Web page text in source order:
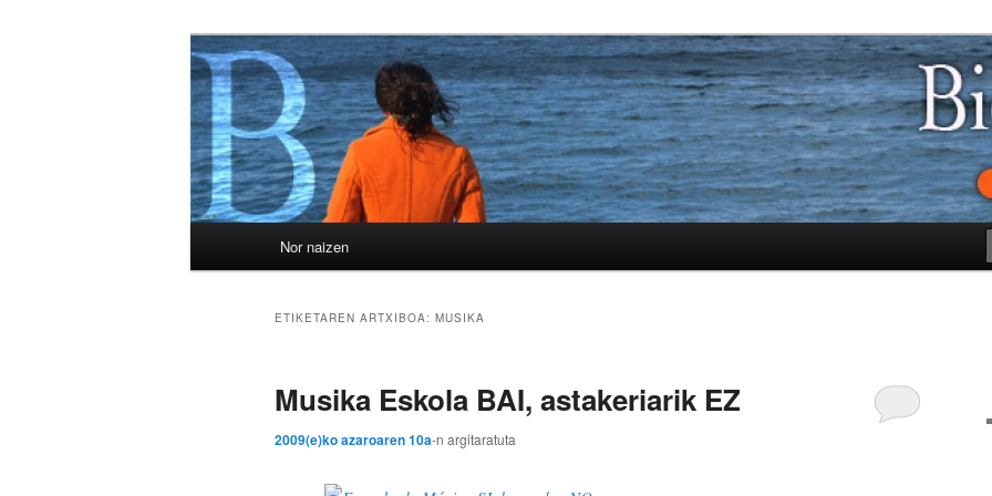
Bidasoatik
Gotzone Elu
Nor naizen
ETIKETAREN ARTXIBOA: MUSIKA
Musika Eskola BAI, astakeriarik EZ
2009(e)ko azaroaren 10a-n argitaratuta